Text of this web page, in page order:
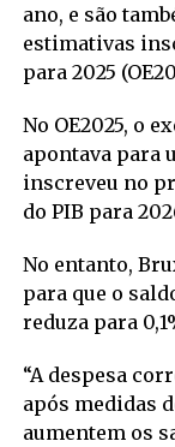
ano, e são
estimativas
para 2025
No OE2025, o
apontava para
inscreveu no
do PIB para
No entanto,
para que o
reduza para
“A despesa
após medidas
aumentem os